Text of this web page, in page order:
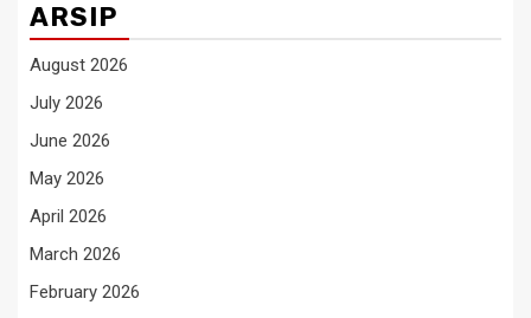
ARSIP
August 2026
July 2026
June 2026
May 2026
April 2026
March 2026
February 2026